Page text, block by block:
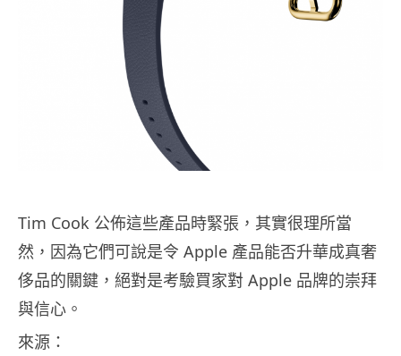
Tim Cook 公佈這些產品時緊張，其實很理所當
然，因為它們可說是令 Apple 產品能否升華成真奢
侈品的關鍵，絕對是考驗買家對 Apple 品牌的崇拜
與信心。
來源：